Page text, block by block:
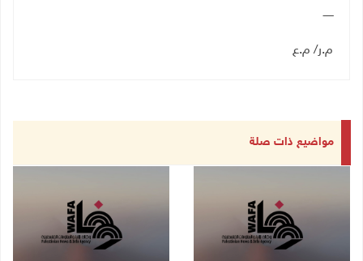
ــــــ
م.ر/ م.ع
مواضيع ذات صلة